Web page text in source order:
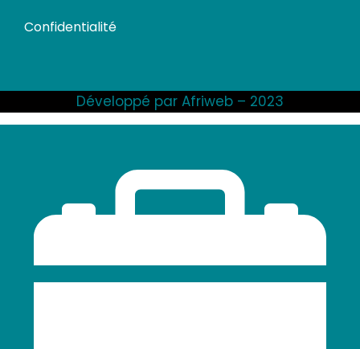
Confidentialité
Développé par Afriweb – 2023